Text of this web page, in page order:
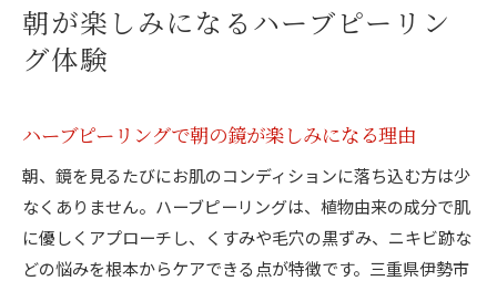
ハーブピーリングが美肌ケアの新定番となる理
由
ハーブピーリングで叶える理想の素肌作り
自宅ケアとサロン施術の上手な組み合わせ方
素肌が輝く、やさしいハーブピーリングの秘訣
やさしいハーブピーリングの選び方と特徴
朝が楽しみになるハーブピーリン
グ体験
ハーブピーリングで朝の鏡が楽しみになる理由
朝、鏡を見るたびにお肌のコンディションに落ち込む方は少
なくありません。ハーブピーリングは、植物由来の成分で肌
に優しくアプローチし、くすみや毛穴の黒ずみ、ニキビ跡な
どの悩みを根本からケアできる点が特徴です。三重県伊勢市